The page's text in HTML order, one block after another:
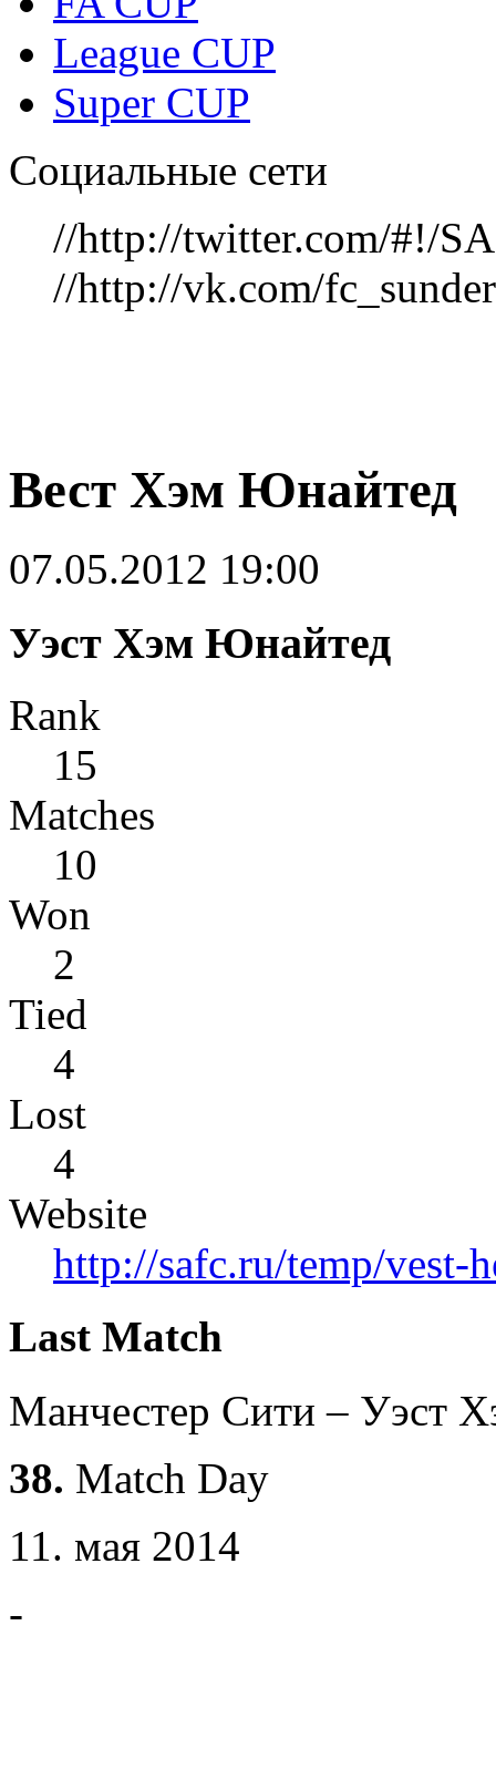
League CUP
Super CUP
Социальные сети
//http://twitter.com/#!/
//http://vk.com/
Вест Хэм Юнайтед
07.05.2012 19:00
Уэст Хэм Юнайтед
Rank
15
Matches
10
Won
2
Tied
4
Lost
4
Website
http://safc.ru/temp/vest-
Last Match
Манчестер Сити – Уэст
38. Match Day
11. мая 2014
-